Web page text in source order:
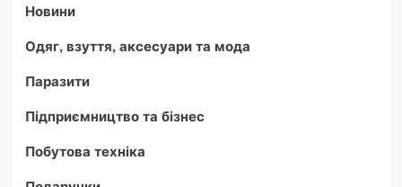
Новини
Одяг, взуття, аксесуари та мода
Паразити
Підприємництво та бізнес
Побутова техніка